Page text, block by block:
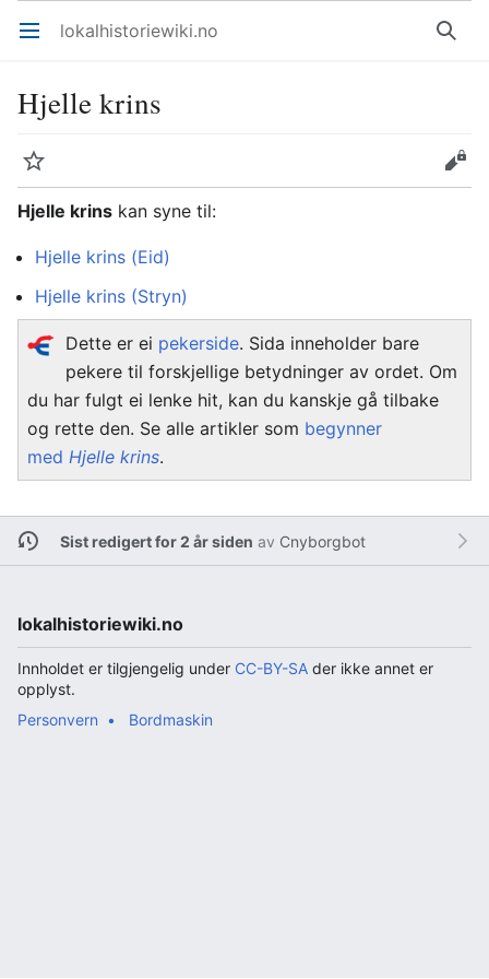
Åpne hovedmenyen lokalhistoriewiki.no Søk
Hjelle krins
Overvåk
Rediger
Hjelle krins kan syne til:
Hjelle krins (Eid)
Hjelle krins (Stryn)
Dette er ei pekerside. Sida inneholder bare
pekere til forskjellige betydninger av ordet. Om
du har fulgt ei lenke hit, kan du kanskje gå tilbake
og rette den. Se alle artikler som begynner
med Hjelle krins.
Sist redigert for 2 år siden av Cnyborgbot
lokalhistoriewiki.no
Innholdet er tilgjengelig under CC-BY-SA der ikke annet er
opplyst.
Personvern
Bordmaskin